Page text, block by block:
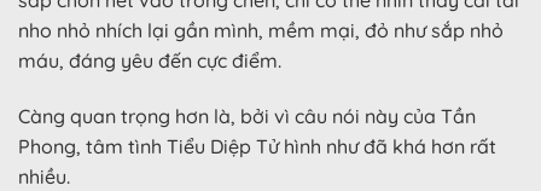
nho nhỏ nhích lại gần mình, mềm mại, đỏ như sắp nhỏ
máu, đáng yêu đến cực điểm.
Càng quan trọng hơn là, bởi vì câu nói này của Tần
Phong, tâm tình Tiểu Diệp Tử hình như đã khá hơn rất
nhiều.